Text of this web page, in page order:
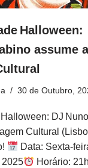
Halloween:
assume
30 de Outubro,
DJ
Cultural
Data:
2025
Horário: